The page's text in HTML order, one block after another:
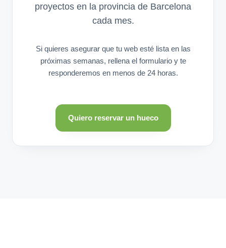
proyectos en la provincia de Barcelona
cada mes.
Si quieres asegurar que tu web esté lista en las
próximas semanas, rellena el formulario y te
responderemos en menos de 24 horas.
Quiero reservar un hueco